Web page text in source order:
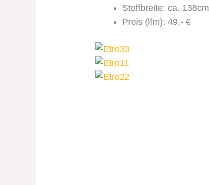
Stoffbreite: ca. 138cm
Preis (lfm): 49,- €